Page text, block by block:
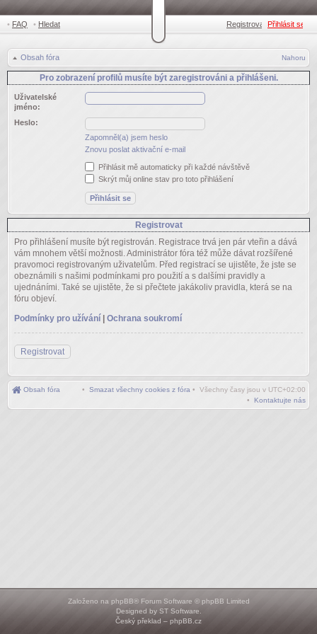
• FAQ • Hledat Registrovat •
Přihlásit se
Obsah fóra Nahoru
Pro zobrazení profilů musíte být zaregistrováni a přihlášeni.
Uživatelské
jméno:
Heslo:
Zapomněl(a) jsem heslo
Znovu poslat aktivační e-mail
Přihlásit mě automaticky při každé návštěvě
Skrýt můj online stav pro toto přihlášení
Registrovat
Pro přihlášení musíte být registrován. Registrace trvá jen pár vteřin a dává
vám mnohem větší možnosti. Administrátor fóra též může dávat rozšířené
pravomoci registrovaným uživatelům. Před registrací se ujistěte, že jste se
obeznámili s našimi podmínkami pro použití a s dalšími pravidly a
ujednáními. Také se ujistěte, že si přečtete jakákoliv pravidla, která se na
fóru objeví.
Podmínky pro užívání
Ochrana soukromí
Registrovat
Obsah fóra • Všechny časy jsou v UTC+02:00
• Smazat všechny cookies z fóra
• Kontaktujte nás
Založeno na phpBB® Forum Software © phpBB Limited
Designed by ST Software
Český překlad – phpBB.cz